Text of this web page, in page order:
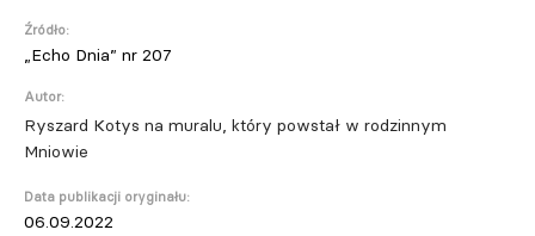
Źródło:
„Echo Dnia” nr 207
Autor:
Ryszard Kotys na muralu, który powstał w rodzinnym
Mniowie
Data publikacji oryginału:
06.09.2022